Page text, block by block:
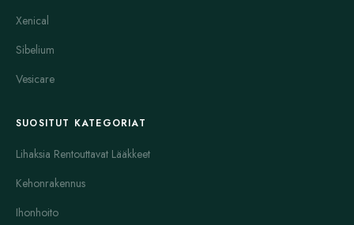
Xenical
Sibelium
Vesicare
SUOSITUT KATEGORIAT
Lihaksia Rentouttavat Lääkkeet
Kehonrakennus
Ihonhoito